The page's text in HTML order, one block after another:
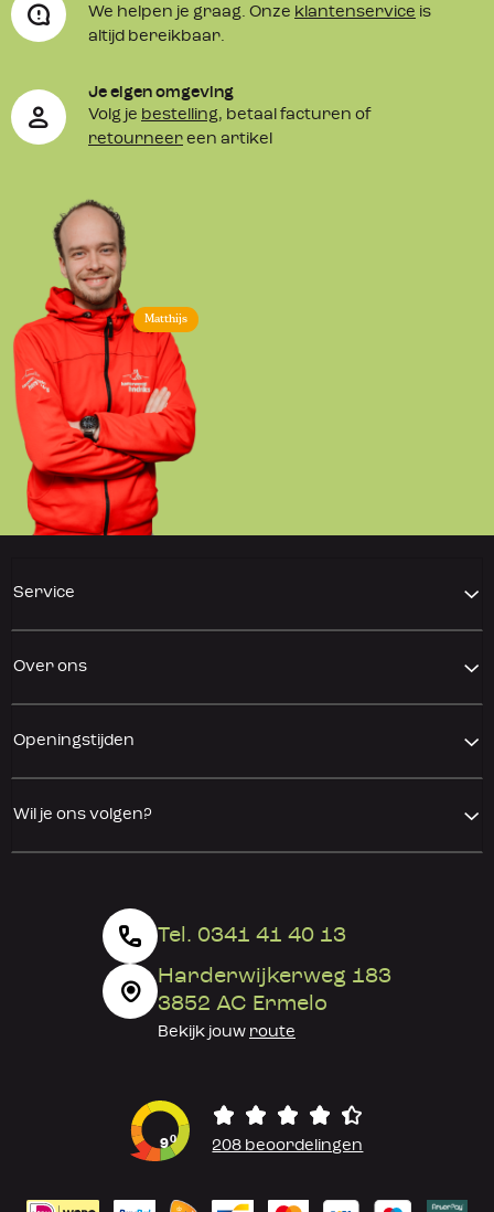
Matthijs
We helpen je graag. Onze klantenservice is
altijd bereikbaar.
Je eigen omgeving
Volg je bestelling, betaal facturen of
retourneer een artikel
Service
Over ons
Openingstijden
Wil je ons volgen?
Tel. 0341 41 40 13
Harderwijkerweg 183
3852 AC Ermelo
Bekijk jouw route
90 208 beoordelingen